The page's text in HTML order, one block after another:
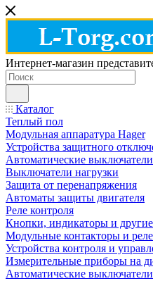
Интернет-магазин
Каталог
Теплый пол
Модульная аппаратура Hager
Устройства защитного
Автоматические
Выключатели нагрузки
Защита от перенапряжения
Автоматы защиты двигателя
Реле контроля
Кнопки, индикаторы и
Модульные контакторы и реле
Устройства контроля и
Измерительные приборы на
Автоматические